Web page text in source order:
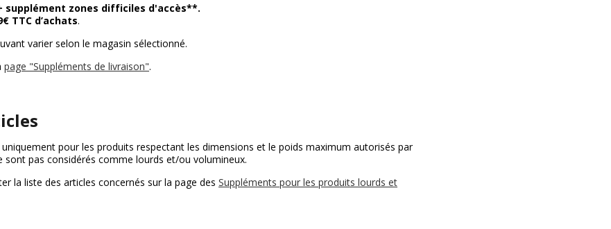
supplément zones difficiles d'accès**.
TTC d’achats.
varier selon le magasin sélectionné.
page "Suppléments de livraison".
pour les produits respectant les dimensions et le poids maximum autorisés par
sont pas considérés comme lourds et/ou volumineux.
la liste des articles concernés sur la page des Suppléments pour les produits lourds et